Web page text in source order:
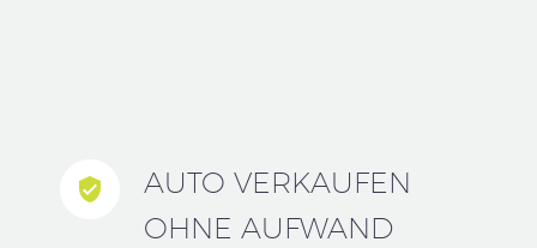


AUTO VERKAUFEN
OHNE AUFWAND